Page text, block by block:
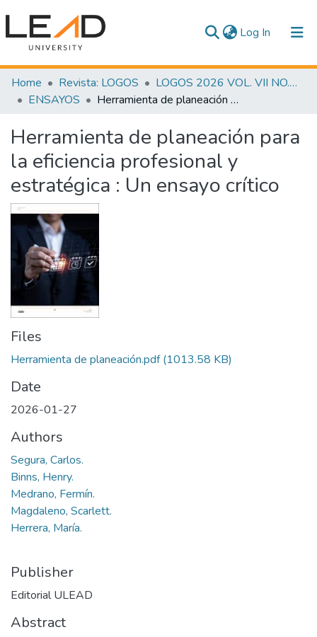
Log In (current)
Communities & Collections
All of DSpace
Statistics
Home Revista: LOGOS
LOGOS 2026 VOL. VII NO. 1
ENSAYOS
Herramienta de planeación para la eficiencia profesional y estratégica : Un ensayo crítico
Herramienta de planeación para
la eficiencia profesional y
estratégica : Un ensayo crítico
Files
Herramienta de planeación.pdf(1013.58 KB)
Date
2026-01-27
Authors
Segura, Carlos.
Binns, Henry.
Medrano, Fermín.
Magdaleno, Scarlett.
Herrera, María.
Publisher
Editorial ULEAD
Abstract